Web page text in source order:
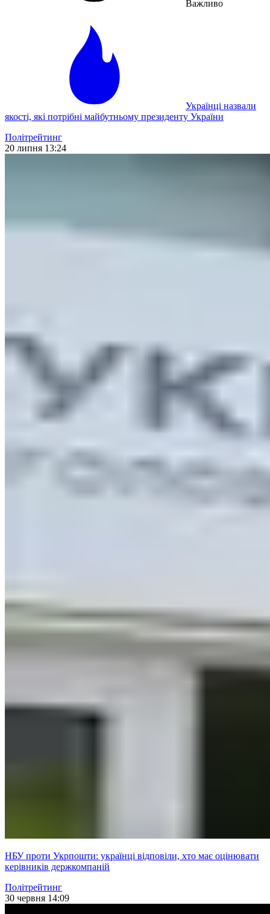
Важливо
Українці назвали
якості, які потрібні майбутньому президенту України
Політрейтинг
20 липня 13:24
НБУ проти Укрпошти: українці відповіли, хто має оцінювати
керівників держкомпаній
Політрейтинг
30 червня 14:09